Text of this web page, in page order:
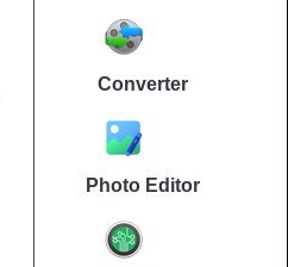
Converter
Photo Editor